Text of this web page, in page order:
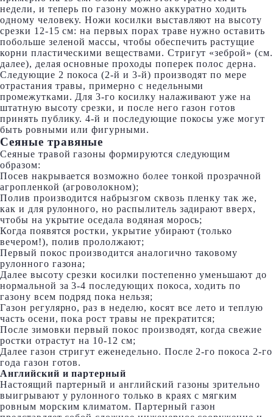
недели, и теперь по газону можно аккуратно ходить
одному человеку. Ножи косилки выставляют на высоту
срезки 12-15 см: на первых порах траве нужно оставить
побольше зеленой массы, чтобы обеспечить растущие
корни пластическими веществами. Стригут «зеброй» (см.
далее), делая основные проходы поперек полос дерна.
Следующие 2 покоса (2-й и 3-й) производят по мере
отрастания травы, примерно с недельными
промежутками. Для 3-го косилку налаживают уже на
штатную высоту срезки, и после него газон готов
принять публику. 4-й и последующие покосы уже могут
быть ровными или фигурными.
Сеяные травяные
Сеяные травой газоны формируются следующим
образом:
Посев накрывается возможно более тонкой прозрачной
агропленкой (агроволокном);
Полив производится набрызгом сквозь пленку так же,
как и для рулонного, но распылитель задирают вверх,
чтобы на укрытие оседала водяная морось;
Когда появятся ростки, укрытие убирают (только
вечером!), полив прололжают;
Первый покос производится аналогично таковому
рулонного газона;
Далее высоту срезки косилки постепенно уменьшают до
нормальной за 3-4 последующих покоса, ходить по
газону всем подряд пока нельзя;
Газон регулярно, раз в неделю, косят все лето и теплую
часть осени, пока рост травы не прекратится;
После зимовки первый покос производят, когда свежие
ростки отрастут на 10-12 см;
Далее газон стригут еженедельно. После 2-го покоса 2-го
года газон готов.
Английский и партерный
Настоящий партерный и английский газоны зрительно
выигрывают у рулонного только в краях с мягким
ровным морским климатом. Партерный газон